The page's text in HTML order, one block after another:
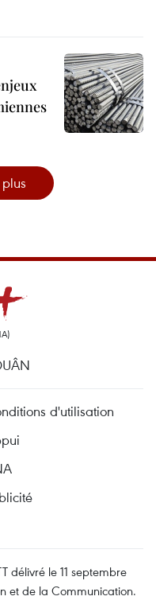
d'utilisation
délivré le 11 septembre
et de la Communication.